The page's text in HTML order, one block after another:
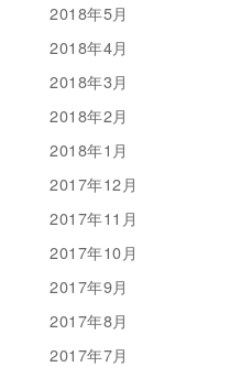
2018年5月
2018年4月
2018年3月
2018年2月
2018年1月
2017年12月
2017年11月
2017年10月
2017年9月
2017年8月
2017年7月